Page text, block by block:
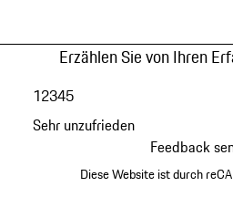
Erzählen Sie von Ihren
Sehr unzufrieden
12345
Feedback
Diese Website ist durch